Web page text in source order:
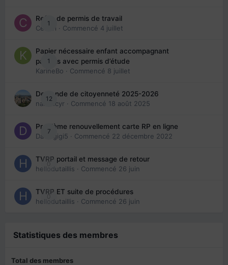
1
Refus de permis de travail
Cedbri · Commencé 4 juillet
1
Papier nécessaire enfant accompagnant
parents avec permis d’étude
KarineBo · Commencé 8 juillet
12
Demande de citoyenneté 2025-2026
nanancyr · Commencé 18 août 2025
7
Problème renouvellement carte RP en ligne
Davidgigi5 · Commencé 22 décembre 2022
0
TVRP portail et message de retour
hellodutaillis · Commencé 26 juin
0
TVRP ET suite de procédures
hellodutaillis · Commencé 26 juin
Statistiques des membres
Total des membres